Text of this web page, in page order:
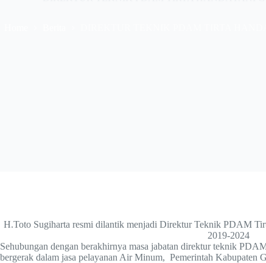
H.Toto Sugiharta resmi dilantik menjadi Direktur Teknik PDAM
2019-2024
Sehubungan dengan berakhirnya masa jabatan direktur teknik
bergerak dalam jasa pelayanan Air Minum, Pemerintah